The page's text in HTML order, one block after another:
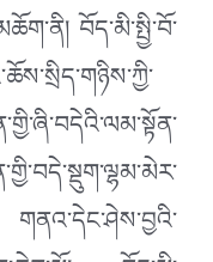
བོད་མི་སྤྱི་བོ་